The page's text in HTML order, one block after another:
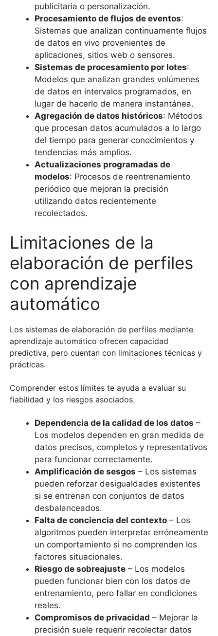
publicitaria o personalización.
Procesamiento de flujos de eventos:
Sistemas que analizan continuamente flujos
de datos en vivo provenientes de
aplicaciones, sitios web o sensores.
Sistemas de procesamiento por lotes:
Modelos que analizan grandes volúmenes
de datos en intervalos programados, en
lugar de hacerlo de manera instantánea.
Agregación de datos históricos: Métodos
que procesan datos acumulados a lo largo
del tiempo para generar conocimientos y
tendencias más amplios.
Actualizaciones programadas de
modelos: Procesos de reentrenamiento
periódico que mejoran la precisión
utilizando datos recientemente
recolectados.
Limitaciones de la
elaboración de perfiles
con aprendizaje
automático
Los sistemas de elaboración de perfiles mediante
aprendizaje automático ofrecen capacidad
predictiva, pero cuentan con limitaciones técnicas y
prácticas.
Comprender estos límites te ayuda a evaluar su
fiabilidad y los riesgos asociados.
Dependencia de la calidad de los datos –
Los modelos dependen en gran medida de
datos precisos, completos y representativos
para funcionar correctamente.
Amplificación de sesgos – Los sistemas
pueden reforzar desigualdades existentes
si se entrenan con conjuntos de datos
desbalanceados.
Falta de conciencia del contexto – Los
algoritmos pueden interpretar erróneamente
un comportamiento si no comprenden los
factores situacionales.
Riesgo de sobreajuste – Los modelos
pueden funcionar bien con los datos de
entrenamiento, pero fallar en condiciones
reales.
Compromisos de privacidad – Mejorar la
precisión suele requerir recolectar datos